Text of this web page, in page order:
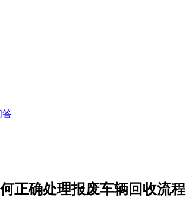
答
正确处理报废车辆回收流程